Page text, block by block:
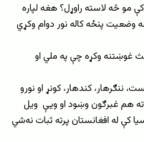
مو څه لاسته راوړل؟ هغه لپاره
وضعیت پنځه کاله نور دوام وکړي
غوښتنه وکړه چې په ملي او
ننګرهار، کندهار، کونړ او نورو
ته هم غبرګون وښود او ویې ویل
کې له افغانستان پرته ثبات نه‌شي